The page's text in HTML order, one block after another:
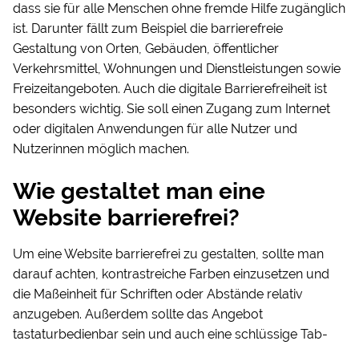
dass sie für alle Menschen ohne fremde Hilfe zugänglich
ist. Darunter fällt zum Beispiel die barrierefreie
Gestaltung von Orten, Gebäuden, öffentlicher
Verkehrsmittel, Wohnungen und Dienstleistungen sowie
Freizeitangeboten. Auch die digitale Barrierefreiheit ist
besonders wichtig. Sie soll einen Zugang zum Internet
oder digitalen Anwendungen für alle Nutzer und
Nutzerinnen möglich machen.
Wie gestaltet man eine
Website barrierefrei?
Um eine Website barrierefrei zu gestalten, sollte man
darauf achten, kontrastreiche Farben einzusetzen und
die Maßeinheit für Schriften oder Abstände relativ
anzugeben. Außerdem sollte das Angebot
tastaturbedienbar sein und auch eine schlüssige Tab-